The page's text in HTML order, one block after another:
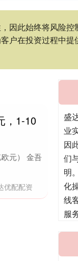
因此始终将风险
户在投资过程中
，1-10
元） 金吾
优配配资
盛
业
因
们
明
化
线
服